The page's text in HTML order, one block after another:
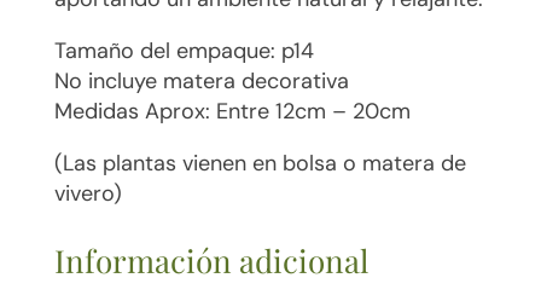
Tamaño del empaque: p14
No incluye matera decorativa
Medidas Aprox: Entre 12cm – 20cm
(Las plantas vienen en bolsa o matera de
vivero)
Información adicional